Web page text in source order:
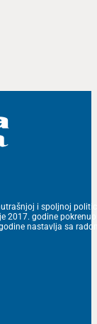
i spoljnoj
2017. godine
nastavlja sa